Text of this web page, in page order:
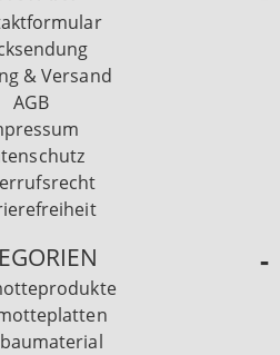
& Versand
AGB